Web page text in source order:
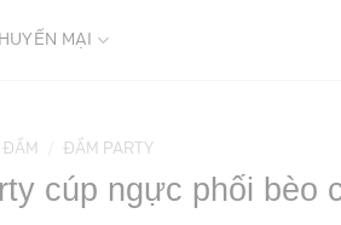
MẠI
ĐẦM ĐẦM PARTY
cúp ngực phối bèo